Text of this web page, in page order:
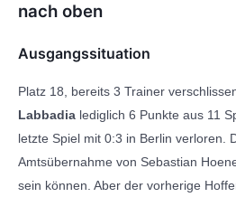
nach oben
Ausgangssituation
Platz 18, bereits 3 Trainer
Labbadia lediglich 6 Punkte aus 11
letzte Spiel mit 0:3 in Berlin verloren.
Amtsübernahme von Sebastian
sein können. Aber der vorherige